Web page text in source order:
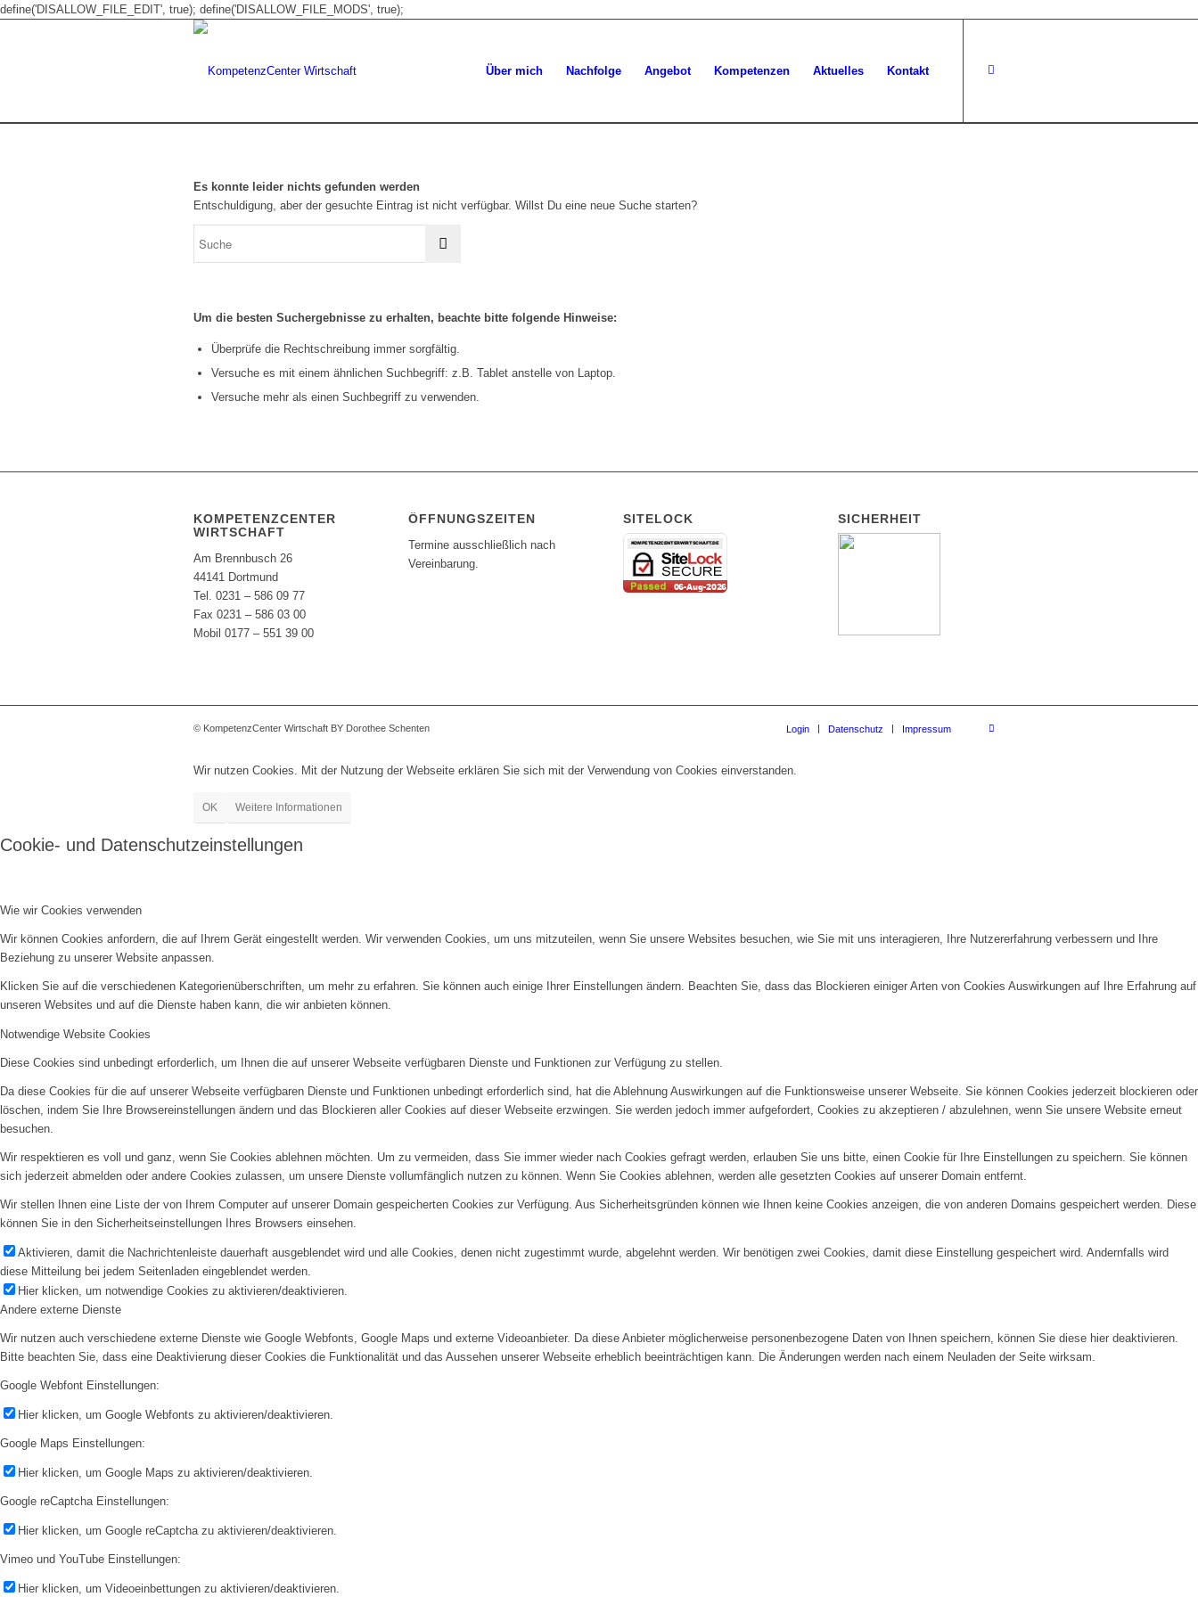
define('DISALLOW_FILE_EDIT', true); define('DISALLOW_FILE_MODS', true);
Über mich Nachfolge Angebot Kompetenzen Aktuelles Kontakt
Es konnte leider nichts gefunden werden
Entschuldigung, aber der gesuchte Eintrag ist nicht verfügbar. Willst Du eine neue Suche starten?
Um die besten Suchergebnisse zu erhalten, beachte bitte folgende Hinweise:
Überprüfe die Rechtschreibung immer sorgfältig.
Versuche es mit einem ähnlichen Suchbegriff: z.B. Tablet anstelle von Laptop.
Versuche mehr als einen Suchbegriff zu verwenden.
KOMPETENZCENTER
WIRTSCHAFT
Am Brennbusch 26
44141 Dortmund
Tel. 0231 – 586 09 77
Fax 0231 – 586 03 00
Mobil 0177 – 551 39 00
ÖFFNUNGSZEITEN
Termine ausschließlich nach
Vereinbarung.
SITELOCK SICHERHEIT
© KompetenzCenter Wirtschaft BY Dorothee Schenten Login Datenschutz Impressum
Wir nutzen Cookies. Mit der Nutzung der Webseite erklären Sie sich mit der Verwendung von Cookies einverstanden.
OK Weitere Informationen
Cookie- und Datenschutzeinstellungen
Wie wir Cookies verwenden
Wir können Cookies anfordern, die auf Ihrem Gerät eingestellt werden. Wir verwenden Cookies, um uns mitzuteilen, wenn Sie unsere Websites besuchen, wie Sie mit uns interagieren, Ihre Nutzererfahrung verbessern und Ihre
Beziehung zu unserer Website anpassen.
Klicken Sie auf die verschiedenen Kategorienüberschriften, um mehr zu erfahren. Sie können auch einige Ihrer Einstellungen ändern. Beachten Sie, dass das Blockieren einiger Arten von Cookies Auswirkungen auf Ihre Erfahrung auf
unseren Websites und auf die Dienste haben kann, die wir anbieten können.
Notwendige Website Cookies
Diese Cookies sind unbedingt erforderlich, um Ihnen die auf unserer Webseite verfügbaren Dienste und Funktionen zur Verfügung zu stellen.
Da diese Cookies für die auf unserer Webseite verfügbaren Dienste und Funktionen unbedingt erforderlich sind, hat die Ablehnung Auswirkungen auf die Funktionsweise unserer Webseite. Sie können Cookies jederzeit blockieren oder
löschen, indem Sie Ihre Browsereinstellungen ändern und das Blockieren aller Cookies auf dieser Webseite erzwingen. Sie werden jedoch immer aufgefordert, Cookies zu akzeptieren / abzulehnen, wenn Sie unsere Website erneut
besuchen.
Wir respektieren es voll und ganz, wenn Sie Cookies ablehnen möchten. Um zu vermeiden, dass Sie immer wieder nach Cookies gefragt werden, erlauben Sie uns bitte, einen Cookie für Ihre Einstellungen zu speichern. Sie können
sich jederzeit abmelden oder andere Cookies zulassen, um unsere Dienste vollumfänglich nutzen zu können. Wenn Sie Cookies ablehnen, werden alle gesetzten Cookies auf unserer Domain entfernt.
Wir stellen Ihnen eine Liste der von Ihrem Computer auf unserer Domain gespeicherten Cookies zur Verfügung. Aus Sicherheitsgründen können wie Ihnen keine Cookies anzeigen, die von anderen Domains gespeichert werden. Diese
können Sie in den Sicherheitseinstellungen Ihres Browsers einsehen.
Aktivieren, damit die Nachrichtenleiste dauerhaft ausgeblendet wird und alle Cookies, denen nicht zugestimmt wurde, abgelehnt werden. Wir benötigen zwei Cookies, damit diese Einstellung gespeichert wird. Andernfalls wird
diese Mitteilung bei jedem Seitenladen eingeblendet werden.
Hier klicken, um notwendige Cookies zu aktivieren/deaktivieren.
Andere externe Dienste
Wir nutzen auch verschiedene externe Dienste wie Google Webfonts, Google Maps und externe Videoanbieter. Da diese Anbieter möglicherweise personenbezogene Daten von Ihnen speichern, können Sie diese hier deaktivieren.
Bitte beachten Sie, dass eine Deaktivierung dieser Cookies die Funktionalität und das Aussehen unserer Webseite erheblich beeinträchtigen kann. Die Änderungen werden nach einem Neuladen der Seite wirksam.
Google Webfont Einstellungen:
Hier klicken, um Google Webfonts zu aktivieren/deaktivieren.
Google Maps Einstellungen:
Hier klicken, um Google Maps zu aktivieren/deaktivieren.
Google reCaptcha Einstellungen:
Hier klicken, um Google reCaptcha zu aktivieren/deaktivieren.
Vimeo und YouTube Einstellungen:
Hier klicken, um Videoeinbettungen zu aktivieren/deaktivieren.